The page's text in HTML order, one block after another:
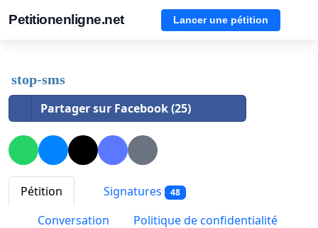
Petitionenligne.net Lancer une pétition
stop-sms
Partager sur Facebook (25)
Pétition Signatures 48
Conversation Politique de confidentialité